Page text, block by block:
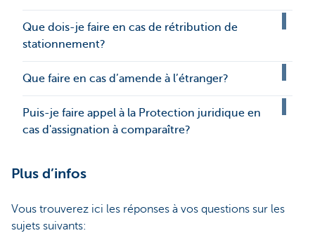
Que dois-je faire en cas de rétribution de
stationnement?
Que faire en cas d’amende à l’étranger?
Puis-je faire appel à la Protection juridique en
cas d'assignation à comparaître?
Plus d’infos
Vous trouverez ici les réponses à vos questions sur les
sujets suivants: